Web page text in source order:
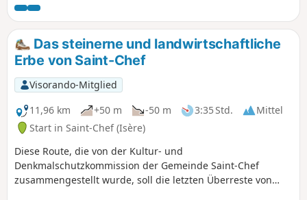
Gipfel von Belledonne sowie den Taillefer und den Dévoluy
bis zu den Gipfeln im Osten des Vercors reicht. Die Strecke
weist keine besonderen Schwierigkeiten auf.
Das steinerne und landwirtschaftliche
Erbe von Saint-Chef
Visorando-Mitglied
11,96 km
+50 m -50 m 3:35 Std.
Mittel
Start in Saint-Chef (Isère)
Diese Route, die von der Kultur- und
Denkmalschutzkommission der Gemeinde Saint-Chef
zusammengestellt wurde, soll die letzten Überreste von